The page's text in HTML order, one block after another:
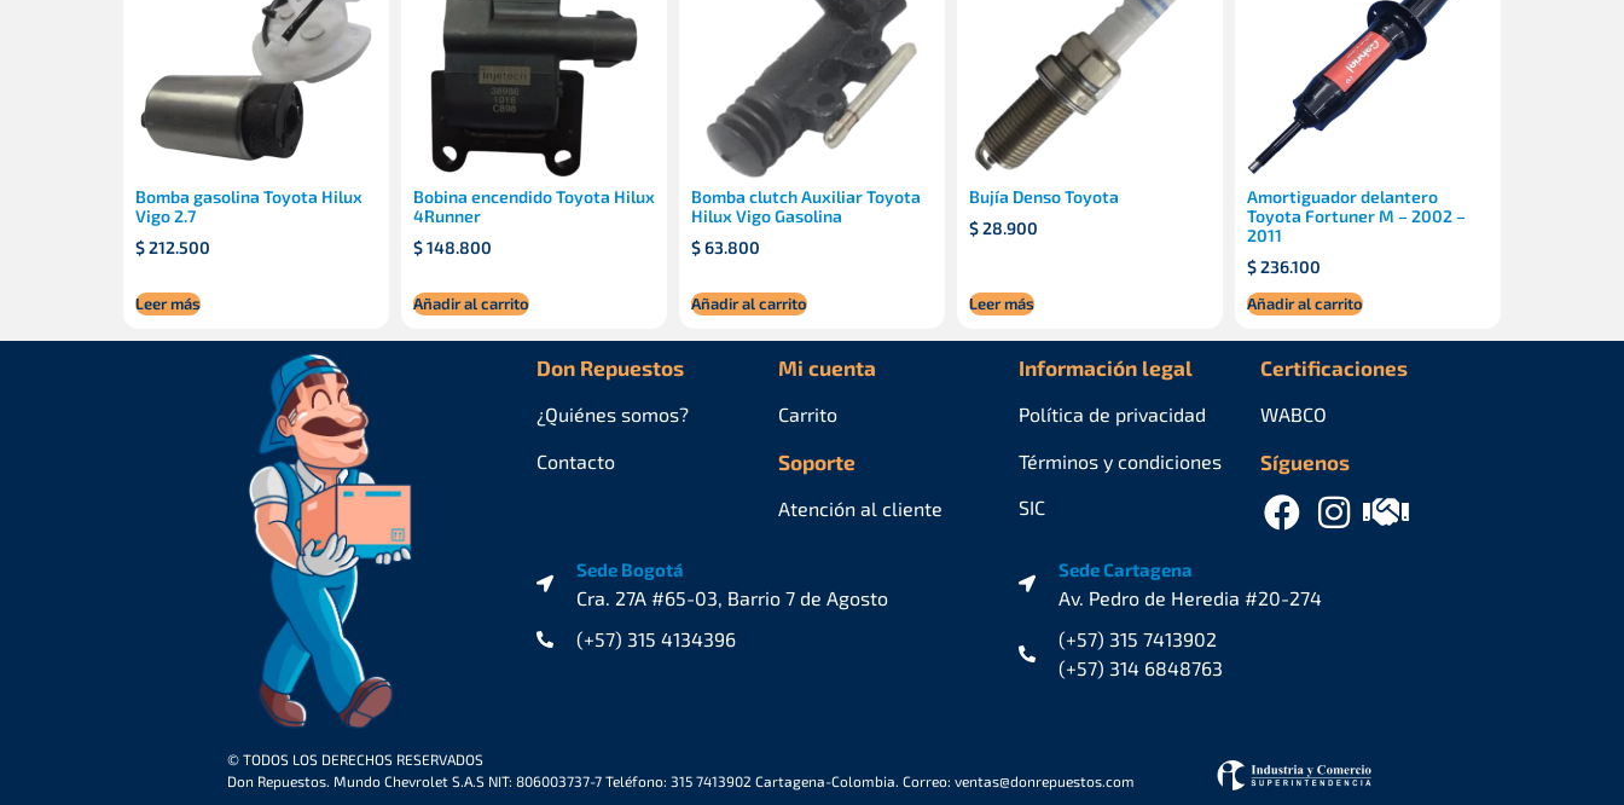
Bomba gasolina Toyota Hilux
Vigo 2.7
$212.500
Leer más
Bobina encendido Toyota Hilux
4Runner
$148.800
Añadir al carrito
Bomba clutch Auxiliar Toyota
Hilux Vigo Gasolina
$63.800
Añadir al carrito
Bujía Denso Toyota
$28.900
Leer más
Amortiguador delantero
Toyota Fortuner M – 2002 –
2011
$236.100
Añadir al carrito
Don Repuestos
¿Quiénes somos?
Contacto
Mi cuenta
Carrito
Soporte
Atención al cliente
Información legal
Política de privacidad
Términos y condiciones
SIC
Certificaciones
Síguenos
WABCO
Sede Bogotá
Cra. 27A #65-03, Barrio 7 de Agosto
(+57) 315 4134396
Sede Cartagena
Av. Pedro de Heredia #20-274
(+57) 315 7413902
(+57) 314 6848763
© TODOS LOS DERECHOS RESERVADOS
Don Repuestos. Mundo Chevrolet S.A.S NIT: 806003737-7 Teléfono: 315 7413902 Cartagena-Colombia. Correo: ventas@donrepuestos.com